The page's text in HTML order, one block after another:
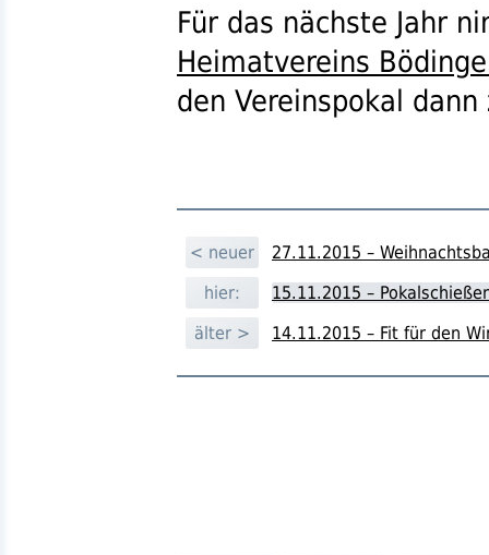
Für das nächste Jahr
Heimatvereins
den Vereinspokal
< neuer
27.11.2015 –
hier:
15.11.2015 –
älter >
14.11.2015 – Fit für den